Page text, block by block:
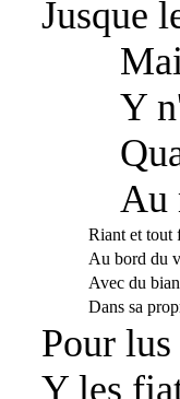
Jusque
Mais
Y
Au
Riant et tout
Au bord du
Avec du
Dans sa
Pour
Y les